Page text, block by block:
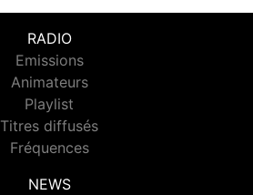
RADIO
Emissions
Animateurs
Playlist
Titres diffusés
Fréquences
NEWS